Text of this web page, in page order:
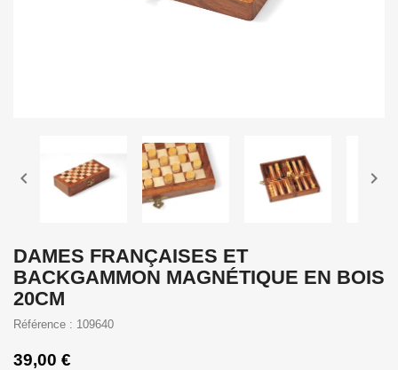
 
DAMES FRANÇAISES ET
BACKGAMMON MAGNÉTIQUE EN BOIS
20CM
Référence : 109640
39,00 €